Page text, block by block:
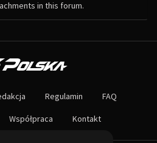
in this forum.
for Speed w Polsce! Znajdziesz u nas
społeczności! Czekamy na ciebie!
Regulamin FAQ
Współpraca Kontakt